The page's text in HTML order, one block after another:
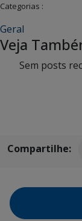
Categorias :
Geral
Veja
Sem posts
Compartilhe: